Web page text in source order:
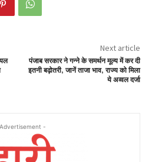
Next article
पंजाब सरकार ने गन्ने के समर्थन मूल्य में कर दी
इतनी बढ़ोतरी, जानें ताजा भाव, राज्य को मिला
ये अव्वल दर्जा
-